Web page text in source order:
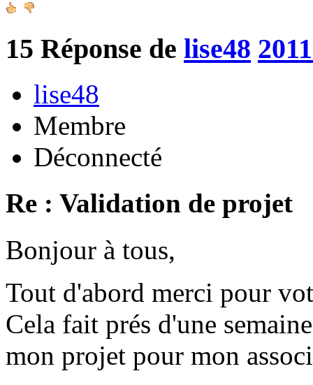
15 Réponse de lise48
lise48
Membre
Déconnecté
Re : Validation de projet
Bonjour à tous,
Tout d'abord merci pour
Cela fait prés d'une
mon projet pour mon